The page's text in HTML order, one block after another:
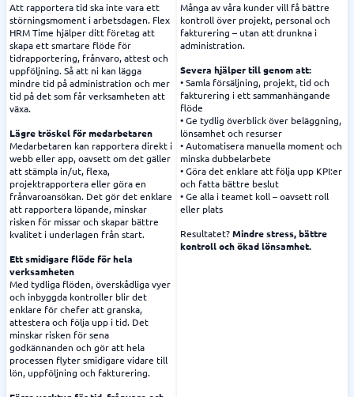
Att rapportera tid ska inte vara ett
störningsmoment i arbetsdagen. Flex
HRM Time hjälper ditt företag att
skapa ett smartare flöde för
tidrapportering, frånvaro, attest och
uppföljning. Så att ni kan lägga
mindre tid på administration och mer
tid på det som får verksamheten att
växa.
Lägre tröskel för medarbetaren
Medarbetaren kan rapportera direkt i
webb eller app, oavsett om det gäller
att stämpla in/ut, flexa,
projektrapportera eller göra en
frånvaroansökan. Det gör det enklare
att rapportera löpande, minskar
risken för missar och skapar bättre
kvalitet i underlagen från start.
Ett smidigare flöde för hela
verksamheten
Med tydliga flöden, överskådliga vyer
och inbyggda kontroller blir det
enklare för chefer att granska,
attestera och följa upp i tid. Det
minskar risken för sena
godkännanden och gör att hela
processen flyter smidigare vidare till
lön, uppföljning och fakturering.
Många av våra kunder vill få bättre
kontroll över projekt, personal och
fakturering – utan att drunkna i
administration.
Severa hjälper till genom att:
• Samla försäljning, projekt, tid och
fakturering i ett sammanhängande
flöde
• Ge tydlig överblick över beläggning,
lönsamhet och resurser
• Automatisera manuella moment och
minska dubbelarbete
• Göra det enklare att följa upp KPI:er
och fatta bättre beslut
• Ge alla i teamet koll – oavsett roll
eller plats
Resultatet?Mindre stress, bättre
kontroll och ökad lönsamhet.